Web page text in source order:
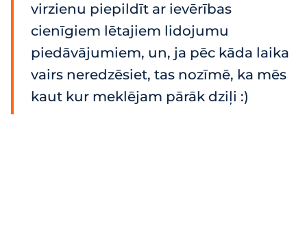
virzienu piepildīt ar ievērības
cienīgiem lētajiem lidojumu
piedāvājumiem, un, ja pēc kāda laika
vairs neredzēsiet, tas nozīmē, ka mēs
kaut kur meklējam pārāk dziļi :)